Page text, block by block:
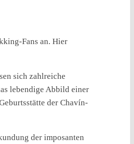
Fans an. Hier
sich zahlreiche
lebendige Abbild einer
der Chavín-
der imposanten